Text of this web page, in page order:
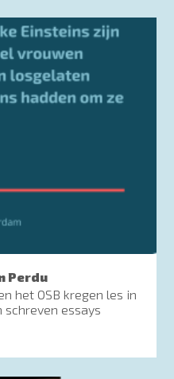
Perdu
het OSB kregen les in
schreven essays